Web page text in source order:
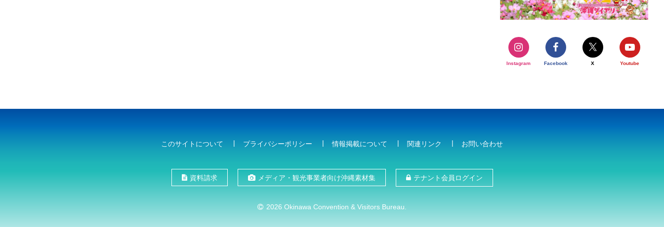
Instagram Facebook X Youtube
このサイトについて プライバシーポリシー 情報掲載について 関連リンク お問い合わせ
資料請求 メディア・観光事業者向け沖縄素材集 テナント会員ログイン
2026 Okinawa Convention & Visitors Bureau.